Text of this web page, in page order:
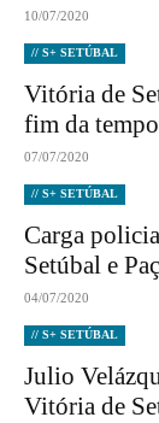
10/07/2020
// S+ SETÚBAL
Vitória de
fim da
07/07/2020
// S+ SETÚBAL
Carga
Setúbal e
04/07/2020
// S+ SETÚBAL
Julio
Vitória de